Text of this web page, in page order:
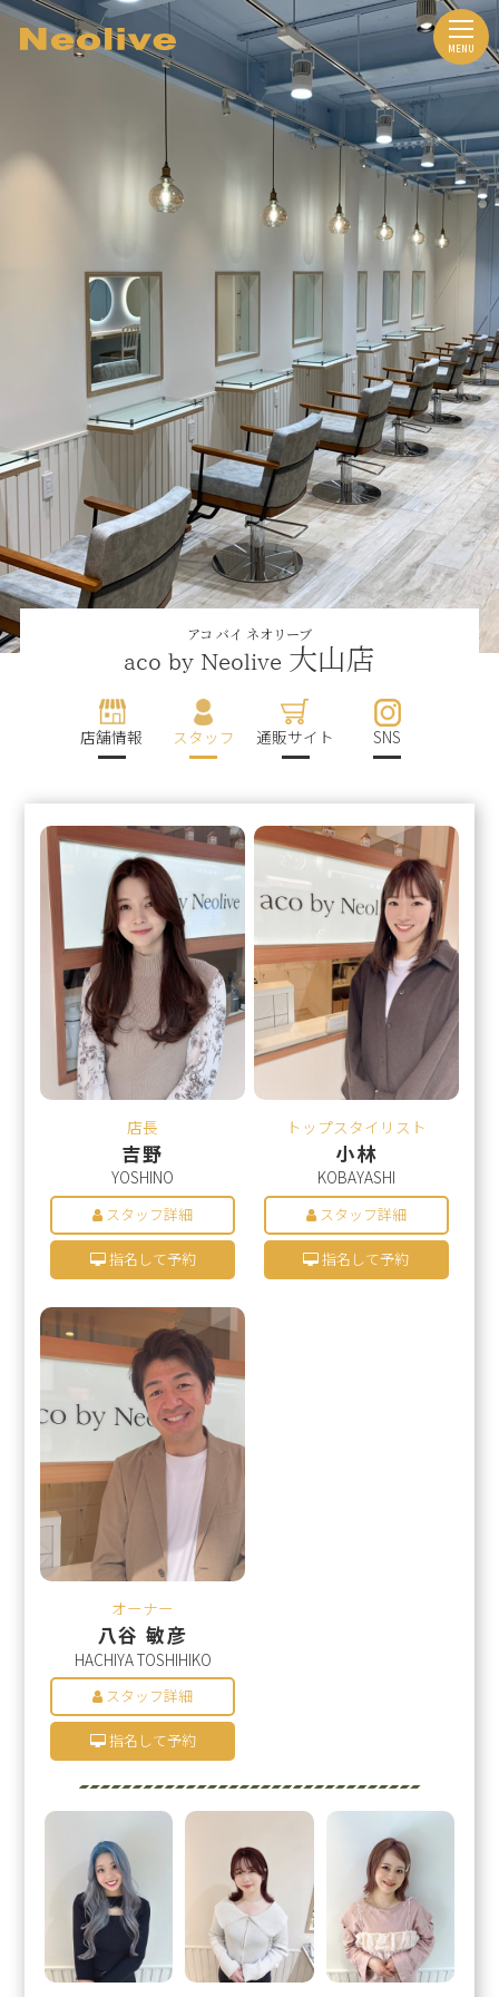
アコ バイ ネオリーブ
aco by Neolive 大山店
店舗情報 スタッフ 通販サイト SNS
店長
吉野
YOSHINO
スタッフ詳細
指名して予約
トップスタイリスト
小林
KOBAYASHI
スタッフ詳細
指名して予約
オーナー
八谷 敏彦
HACHIYA TOSHIHIKO
スタッフ詳細
指名して予約